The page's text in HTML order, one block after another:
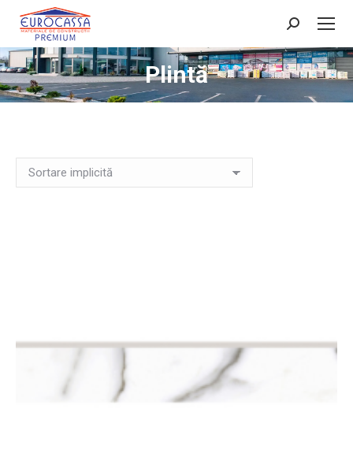
Search:
Plintă